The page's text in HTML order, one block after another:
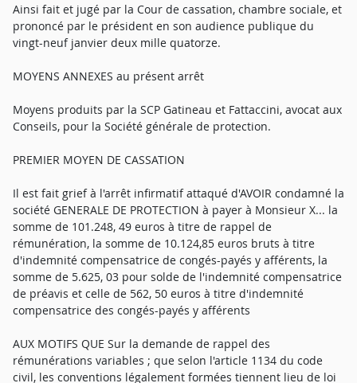
Ainsi fait et jugé par la Cour de cassation, chambre sociale, et
prononcé par le président en son audience publique du
vingt-neuf janvier deux mille quatorze.
MOYENS ANNEXES au présent arrêt
Moyens produits par la SCP Gatineau et Fattaccini, avocat aux
Conseils, pour la Société générale de protection.
PREMIER MOYEN DE CASSATION
Il est fait grief à l'arrêt infirmatif attaqué d'AVOIR condamné la
société GENERALE DE PROTECTION à payer à Monsieur X... la
somme de 101.248, 49 euros à titre de rappel de
rémunération, la somme de 10.124,85 euros bruts à titre
d'indemnité compensatrice de congés-payés y afférents, la
somme de 5.625, 03 pour solde de l'indemnité compensatrice
de préavis et celle de 562, 50 euros à titre d'indemnité
compensatrice des congés-payés y afférents
AUX MOTIFS QUE Sur la demande de rappel des
rémunérations variables ; que selon l'article 1134 du code
civil, les conventions légalement formées tiennent lieu de loi